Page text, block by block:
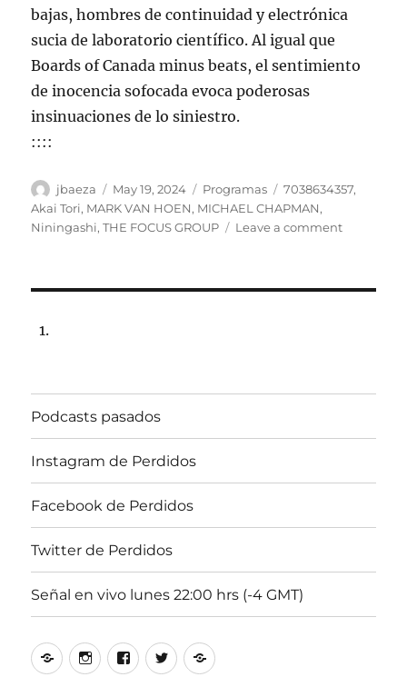
bajas, hombres de continuidad y electrónica
sucia de laboratorio científico. Al igual que
Boards of Canada minus beats, el sentimiento
de inocencia sofocada evoca poderosas
insinuaciones de lo siniestro.
::::
Author
jbaeza
Posted
on
May 19, 2024 Categories
Programas Tags
7038634357,
Akai Tori, MARK VAN HOEN, MICHAEL CHAPMAN,
Niningashi,THE FOCUS GROUP Leave a commenton
hrs
Radio
Podcasts pasados
Instagram de Perdidos
Facebook de Perdidos
Twitter de Perdidos
Señal en vivo lunes 22:00 hrs (-4 GMT)
PodcastsInstagram
Facebook
TwitterSeñal